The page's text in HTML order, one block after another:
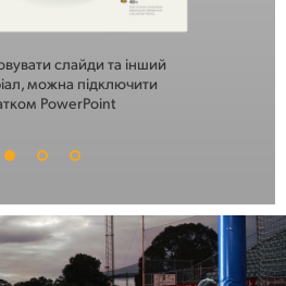
слайди та інший
можна підключити
PowerPoint